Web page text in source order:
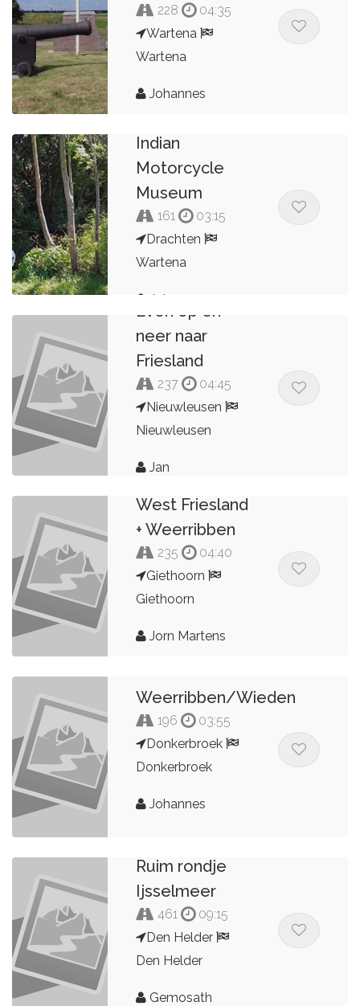
228
04:35
Wartena
Wartena
Johannes
Indian
Motorcycle
Museum
161
03:15
Drachten
Wartena
Johannes
Even op en
neer naar
Friesland
237
04:45
Nieuwleusen
Nieuwleusen
Jan
West Friesland
+ Weerribben
235
04:40
Giethoorn
Giethoorn
Jorn Martens
Weerribben/Wieden
196
03:55
Donkerbroek
Donkerbroek
Johannes
Ruim rondje
Ijsselmeer
461
09:15
Den Helder
Den Helder
Gemosath